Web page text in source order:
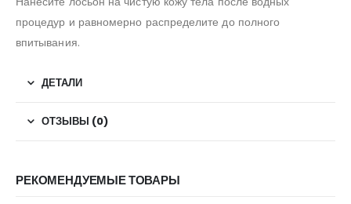
процедур и равномерно распределите до полного
впитывания.
ДЕТАЛИ
ОТЗЫВЫ (0)
РЕКОМЕНДУЕМЫЕ ТОВАРЫ